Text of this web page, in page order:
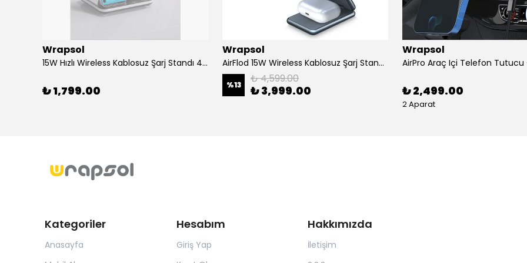
Wrapsol
15W Hızlı Wireless Kablosuz Şarj Standı 4 in 1 Masaüstü İstasyon -iPhone-android-watch-airpods Uyumlu
₺ 1,799.00
Wrapsol
AirFlod 15W Wireless Kablosuz Şarj Standı Alüminyum Katlanabilir 3in1 iPhone-android-watch-airpods
%13 ₺ 4,599.00
₺ 3,999.00
Wrapsol
₺ 2,499.00
2 Aparat
Kategoriler
Anasayfa
Hesabım
Giriş Yap
Hakkımızda
İletişim